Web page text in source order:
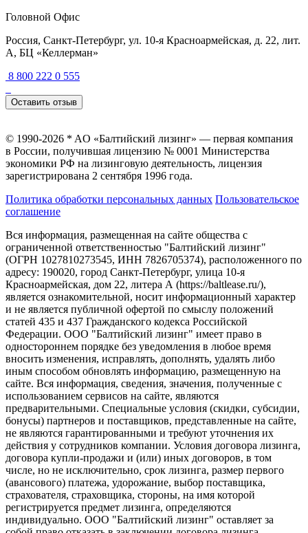
Головной Офис
Россия, Санкт-Петербург, ул. 10-я Красноармейская, д. 22, лит.
А, БЦ «Келлерман»
8 800 222 0 555
Оставить отзыв
© 1990-2026 * AO «Балтийский лизинг» — первая компания
в России, получившая лицензию № 0001 Министерства
экономики РФ на лизинговую деятельность, лицензия
зарегистрирована 2 сентября 1996 года.
Политика обработки персональных данных Пользовательское
соглашение
Вся информация, размещенная на сайте общества с
ограниченной ответственностью "Балтийский лизинг"
(ОГРН 1027810273545, ИНН 7826705374), расположенного по
адресу: 190020, город Санкт-Петербург, улица 10-я
Красноармейская, дом 22, литера А (https://baltlease.ru/),
является ознакомительной, носит информационный характер
и не является публичной офертой по смыслу положений
статей 435 и 437 Гражданского кодекса Российской
Федерации. ООО "Балтийский лизинг" имеет право в
одностороннем порядке без уведомления в любое время
вносить изменения, исправлять, дополнять, удалять либо
иным способом обновлять информацию, размещенную на
сайте. Вся информация, сведения, значения, полученные с
использованием сервисов на сайте, являются
предварительными. Специальные условия (скидки, субсидии,
бонусы) партнеров и поставщиков, представленные на сайте,
не являются гарантированными и требуют уточнения их
действия у сотрудников компании. Условия договора лизинга,
договора купли-продажи и (или) иных договоров, в том
числе, но не исключительно, срок лизинга, размер первого
(авансового) платежа, удорожание, выбор поставщика,
страхователя, страховщика, стороны, на имя которой
регистрируется предмет лизинга, определяются
индивидуально. ООО "Балтийский лизинг" оставляет за